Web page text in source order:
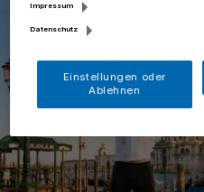
Impressum
Datenschutz
Einstellungen oder
Ablehnen